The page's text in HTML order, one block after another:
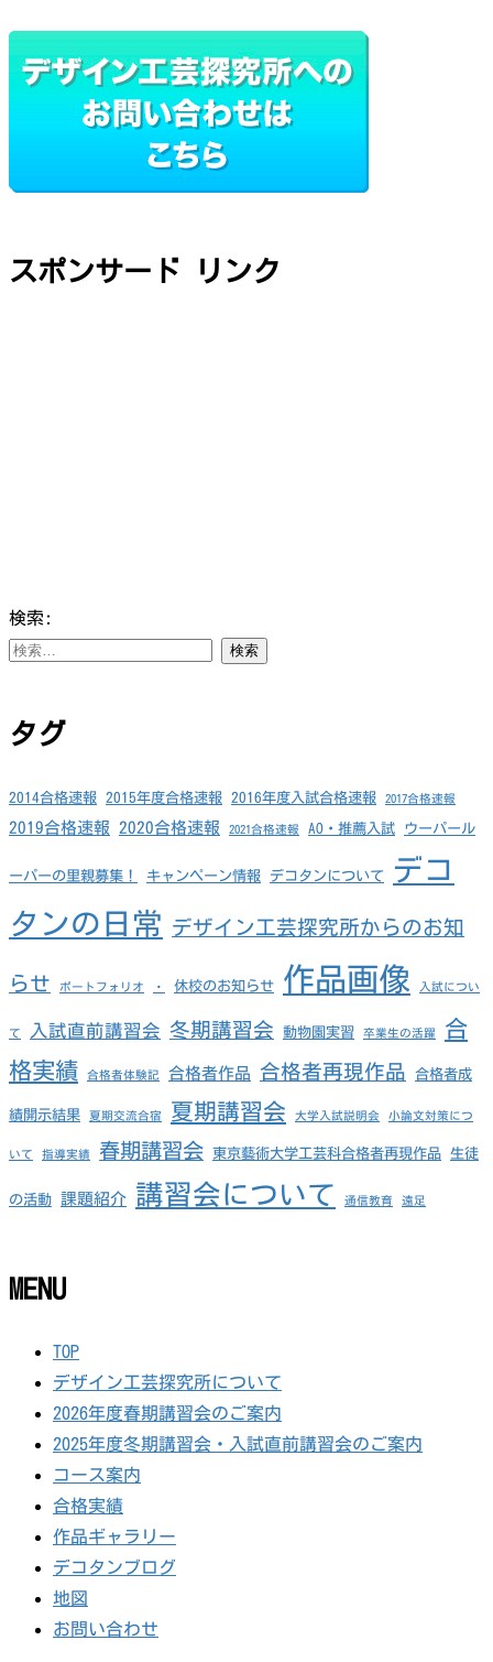
スポンサード リンク
検索:
タグ
2014合格速報 2015年度合格速報 2016年度入試合格速報 2017合格速報
2019合格速報 2020合格速報 2021合格速報 AO・推薦入試 ウーパール
ーパーの里親募集！ キャンペーン情報 デコタンについて
デコ
タンの日常
デザイン工芸探究所からのお知
らせ ポートフォリオ ・ 休校のお知らせ 作品画像 入試につい
て 入試直前講習会 冬期講習会 動物園実習 卒業生の活躍
合
格実績
合格者体験記 合格者作品 合格者再現作品 合格者成
績開示結果 夏期交流合宿 夏期講習会 大学入試説明会 小論文対策につ
いて 指導実績 春期講習会 東京藝術大学工芸科合格者再現作品 生徒
の活動 課題紹介 講習会について 通信教育 遠足
MENU
TOP
デザイン工芸探究所について
2026年度春期講習会のご案内
2025年度冬期講習会・入試直前講習会のご案内
コース案内
合格実績
作品ギャラリー
デコタンブログ
地図
お問い合わせ